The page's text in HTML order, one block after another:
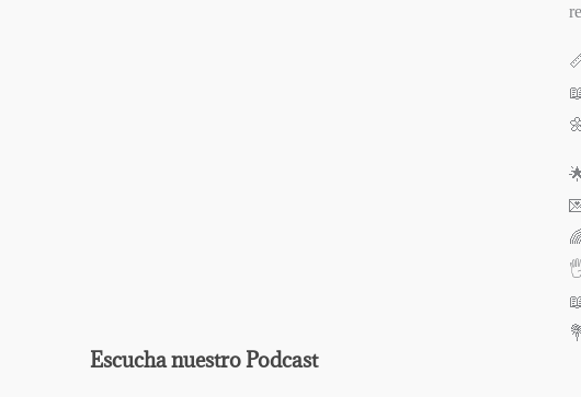
Escucha nuestro Podcast